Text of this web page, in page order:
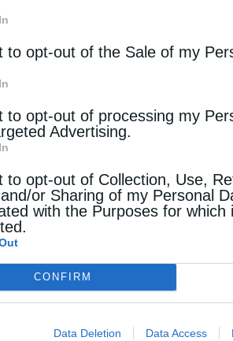
to opt-out of the Sale of my
to opt-out of processing my
Advertising.
to opt-out of Collection, Use,
or Sharing of my Personal
with the Purposes for which
CONFIRM
Data Deletion Data Access
κ. Χρυσόστομος. Μετά την
του Mεσσηνίας
δεν είναι παράγοντας
26 Ιουνίου 2019
σήμερα, ακόμη και
πιστεύουν ότι η Εκκλησία
μέσα στο κοινωνικό και
της κοινωνίας που καλείται
νόσον και πάσα …